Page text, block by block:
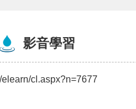
影音學習
/elearn/cl.aspx?n=7677